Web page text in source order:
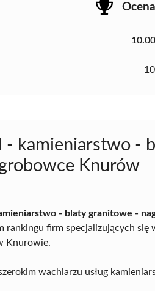
- kamieniarstwo -
Knurów
- blaty granitowe -
rankingu firm specjalizujących
Knurowie.
wachlarzu usług